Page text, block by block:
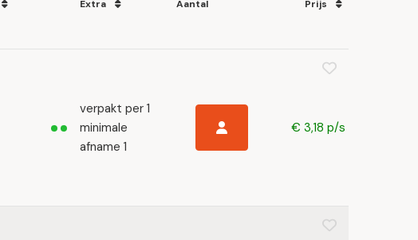
Extra Aantal Prijs
verpakt per 1
minimale
afname 1
€ 3,18 p/s